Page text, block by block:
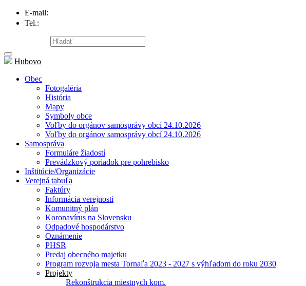
E-mail:
Tel.:
Hubovo
Obec
Fotogaléria
História
Mapy
Symboly obce
Voľby do orgánov samosprávy obcí 24.10.2026
Voľby do orgánov samosprávy obcí 24.10.2026
Samospráva
Formuláre žiadostí
Prevádzkový poriadok pre pohrebisko
Inštitúcie/Organizácie
Verejná tabuľa
Faktúry
Informácia verejnosti
Komunitný plán
Koronavírus na Slovensku
Odpadové hospodárstvo
Oznámenie
PHSR
Predaj obecného majetku
Program rozvoja mesta Tornaľa 2023 - 2027 s výhľadom do roku 2030
Projekty
Rekonštrukcia miestnych kom.